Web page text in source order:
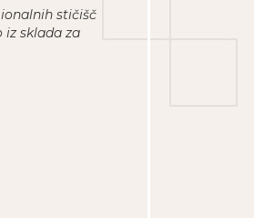
stičišč
sklada za